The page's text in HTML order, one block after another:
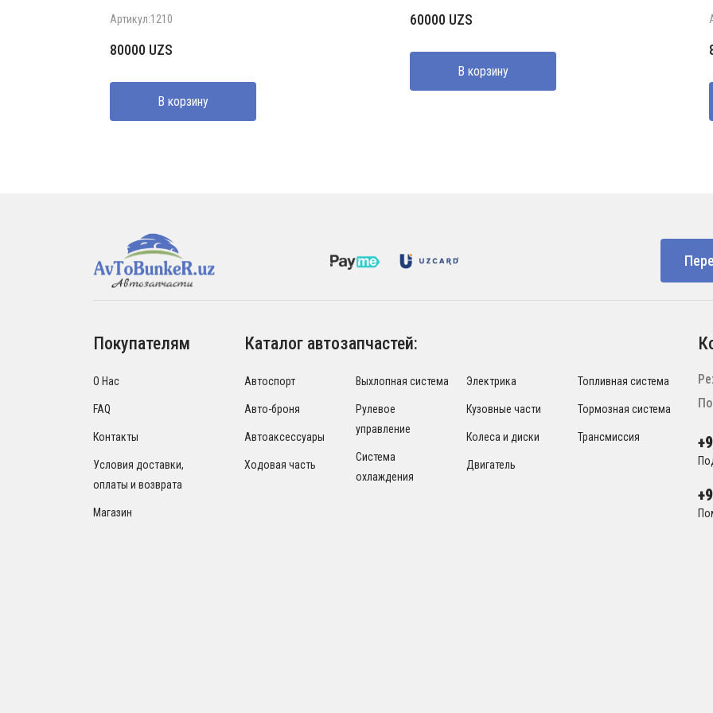
Артикул:1210
80000 UZS
В корзину
60000 UZS
В корзину
Покупателям
О Нас
FAQ
Контакты
Условия доставки,
оплаты и возврата
Магазин
Каталог автозапчастей:
Автоспорт
Авто-броня
Автоаксессуары
Ходовая часть
Выхлопная система
Рулевое
управление
Система
охлаждения
Электрика
Кузовные части
Колеса и диски
Двигатель
Топливная система
Тормозная система
Трансмиссия